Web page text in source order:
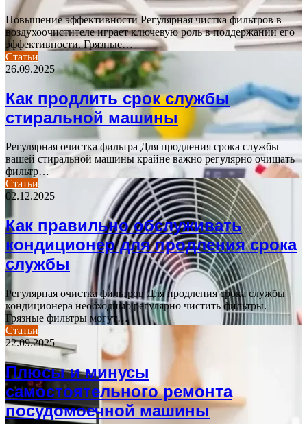
Повышение эффективности Регулярная чистка фильтров в
воздухоочистителе играет ключевую роль в поддержании его
эффективности. Грязные…
Статьи
26.09.2025
Как продлить срок службы
стиральной машины
Регулярная очистка фильтра Для продления срока службы
вашей стиральной машины крайне важно регулярно очищать
фильтр…
Статьи
02.12.2025
Как правильно обслуживать
кондиционер для продления срока
службы
Регулярная очистка фильтров Для продления срока службы
кондиционера необходимо регулярно чистить фильтры.
Грязные фильтры могут…
Статьи
22.09.2025
Плюсы и минусы
самостоятельного ремонта
посудомоечной машины